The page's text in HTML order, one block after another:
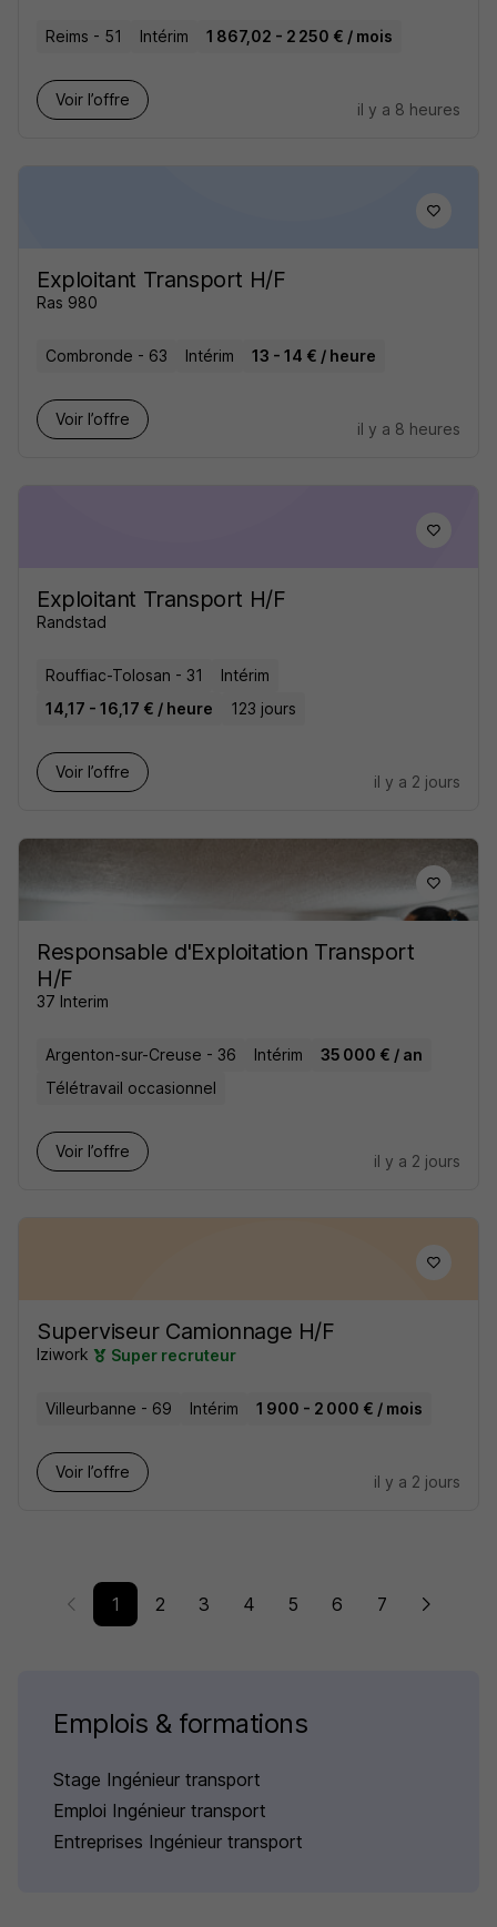
Reims - 51 Intérim 1 867,02 - 2 250 € / mois
Voir l’offre
il y a 8 heures
Exploitant Transport H/F
Ras 980
Combronde - 63 Intérim 13 - 14 € / heure
Voir l’offre
il y a 8 heures
Exploitant Transport H/F
Randstad
Rouffiac-Tolosan - 31
Intérim
14,17 - 16,17 € / heure
123 jours
Voir l’offre
il y a 2 jours
Responsable d'Exploitation Transport
H/F
37 Interim
Argenton-sur-Creuse - 36 Intérim
35 000 € / an
Télétravail occasionnel
Voir l’offre
il y a 2 jours
Superviseur Camionnage H/F
Iziwork Super recruteur
Villeurbanne - 69 Intérim 1 900 - 2 000 € / mois
Voir l’offre
il y a 2 jours
1 2 3 4 5 6 7
Emplois & formations
Stage Ingénieur transport
Emploi Ingénieur transport
Entreprises Ingénieur transport